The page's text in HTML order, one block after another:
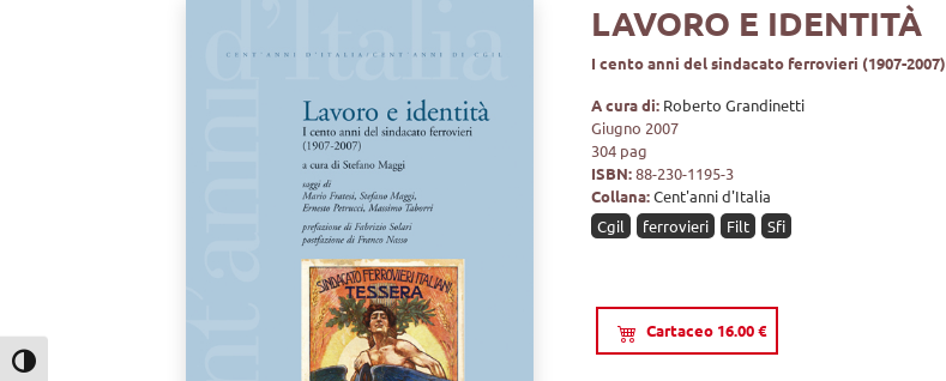
Attiva/disattiva alto contrasto
LAVORO E IDENTITÀ
I cento anni del sindacato ferrovieri (1907-2007)
A cura di: Roberto Grandinetti
Giugno 2007
304 pag
ISBN:88-230-1195-3
Collana:Cent'anni d'Italia
Cgil
ferrovieri Filt Sfi
Cartaceo 16.00 €